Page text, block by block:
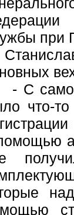
при
самого
что-